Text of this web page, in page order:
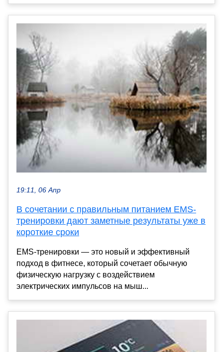
19:11, 06 Апр
В сочетании с правильным питанием EMS-
тренировки дают заметные результаты уже в
короткие сроки
EMS-тренировки — это новый и эффективный
подход в фитнесе, который сочетает обычную
физическую нагрузку с воздействием
электрических импульсов на мыш...